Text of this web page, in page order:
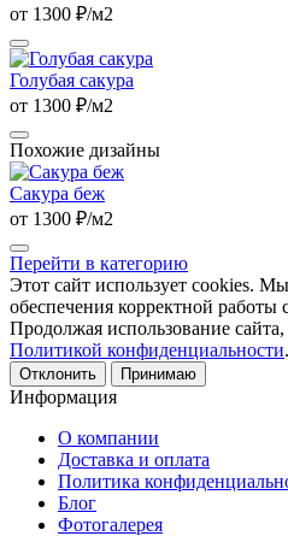
от 1300 ₽/м2
Голубая сакура
от 1300 ₽/м2
Похожие дизайны
Сакура беж
от 1300 ₽/м2
Перейти в категорию
Этот сайт использует cookies.
обеспечения корректной работы
Продолжая использование
Политикой конфиденциальности.
Отклонить Принимаю
Информация
О компании
Доставка и оплата
Политика
Блог
Фотогалерея